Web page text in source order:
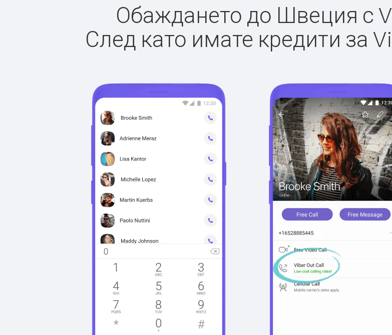
Обаждането до Швеция с
След като имате кредити за